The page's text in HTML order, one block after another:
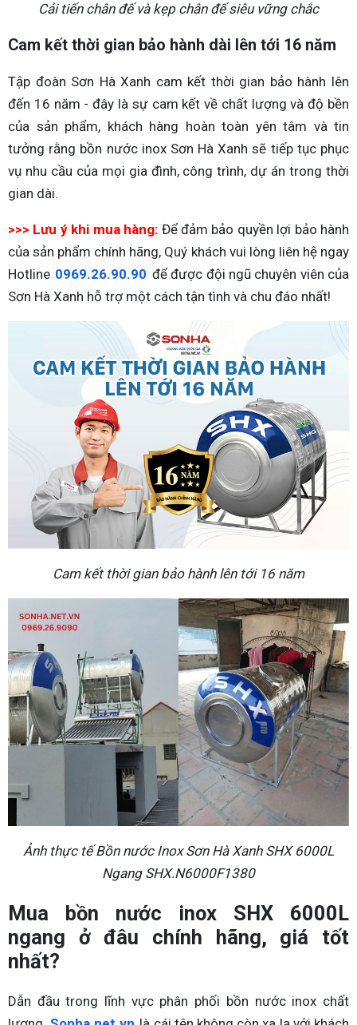
Cải tiến chân đế và kẹp chân đế siêu vững chắc
Cam kết thời gian bảo hành dài lên tới 16 năm
Tập đoàn Sơn Hà Xanh cam kết thời gian bảo hành lên
đến 16 năm - đây là sự cam kết về chất lượng và độ bền
của sản phẩm, khách hàng hoàn toàn yên tâm và tin
tưởng rằng bồn nước inox Sơn Hà Xanh sẽ tiếp tục phục
vụ nhu cầu của mọi gia đình, công trình, dự án trong thời
gian dài.
>>> Lưu ý khi mua hàng: Để đảm bảo quyền lợi bảo hành
của sản phẩm chính hãng, Quý khách vui lòng liên hệ ngay
Hotline 0969.26.90.90 để được đội ngũ chuyên viên của
Sơn Hà Xanh hỗ trợ một cách tận tình và chu đáo nhất!
Cam kết thời gian bảo hành lên tới 16 năm
Ảnh thực tế Bồn nước Inox Sơn Hà Xanh SHX 6000L
Ngang SHX.N6000F1380
Mua bồn nước inox SHX 6000L
ngang ở đâu chính hãng, giá tốt
nhất?
Dẫn đầu trong lĩnh vực phân phối bồn nước inox chất